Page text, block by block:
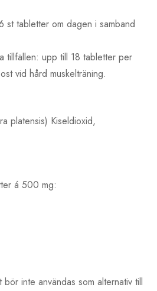
st tabletter om dagen i samband
tillfällen: upp till 18 tabletter per
vid hård muskelträning.
platensis) Kiseldioxid,
á 500 mg:
inte användas som alternativ till